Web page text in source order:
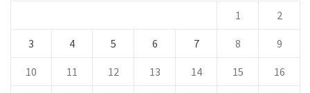
1
2
3 4 5 6 7 8 9
10 11 12 13 14 15 16